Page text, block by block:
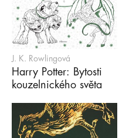
J. K. Rowlingová
Harry Potter: Bytosti
kouzelnického světa